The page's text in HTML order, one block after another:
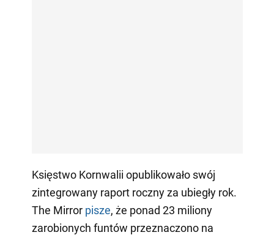
Księstwo Kornwalii opublikowało swój
zintegrowany raport roczny za ubiegły rok.
The Mirror pisze, że ponad 23 miliony
zarobionych funtów przeznaczono na